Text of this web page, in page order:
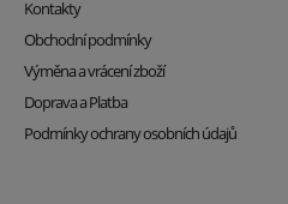
Kontakty
Obchodní podmínky
Výměna a vrácení zboží
Doprava a Platba
Podmínky ochrany osobních údajů